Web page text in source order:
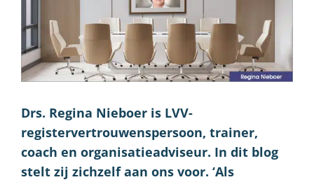
Drs. Regina Nieboer is LVV-
registervertrouwenspersoon, trainer,
coach en organisatieadviseur. In dit blog
stelt zij zichzelf aan ons voor. ‘Als